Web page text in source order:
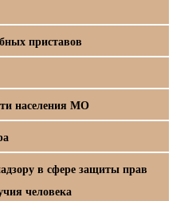
приставов
населения МО
в сфере защиты прав
человека